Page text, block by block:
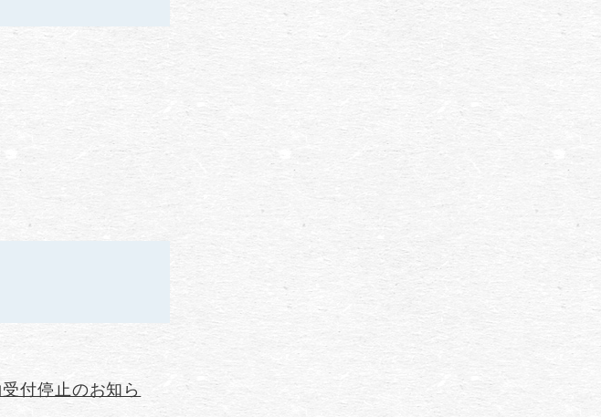
付停止のお知ら